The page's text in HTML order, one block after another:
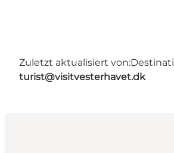
Zuletzt aktualisiert von:
turist@visitvesterhavet.dk